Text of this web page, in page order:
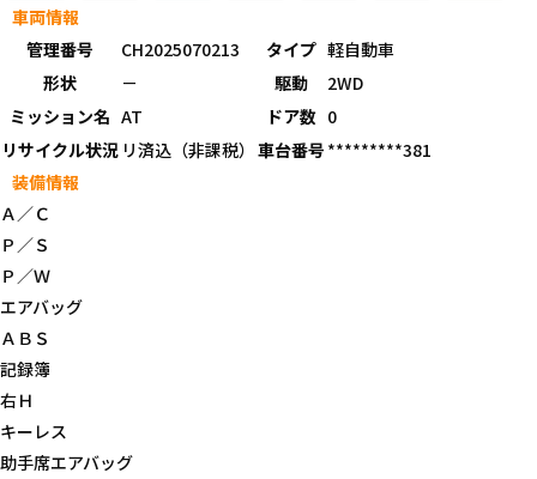
車両情報
管理番号
CH2025070213 タイプ 軽自動車
形状
－ 駆動
2WD
ミッション名 AT ドア数 0
リサイクル状況 リ済込（非課税） 車台番号 *********381
装備情報
Ａ／Ｃ
Ｐ／Ｓ
Ｐ／Ｗ
エアバッグ
ＡＢＳ
記録簿
右Ｈ
キーレス
助手席エアバッグ